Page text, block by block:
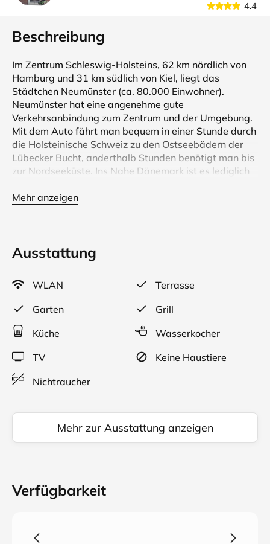
4.4
Beschreibung
Im Zentrum Schleswig-Holsteins, 62 km nördlich von
Hamburg und 31 km südlich von Kiel, liegt das
Städtchen Neumünster (ca. 80.000 Einwohner).
Neumünster hat eine angenehme gute
Verkehrsanbindung zum Zentrum und der Umgebung.
Mit dem Auto fährt man bequem in einer Stunde durch
die Holsteinische Schweiz zu den Ostseebädern der
Lübecker Bucht, anderthalb Stunden benötigt man bis
zur Nordseeküste. Ins Nahe Dänemark ist es lediglich
Verkehrsknotenpunkt in Schleswig- Holstein. Sie sehen
Neues ca. 40 qm großes Ferienhäuschen mit zwei
Zimmern, Duschbad, Terrasse und Grill im hinteren
Bereich eines 800 qm großen Gartengeländes eines
Einfamilienhauses im Stadtteil Einfeld ca. 2 km vom
Einfelder See entfernt.
Mehr anzeigen
Ausstattung
WLAN
Terrasse
Garten
Grill
Küche
Wasserkocher
TV
Keine Haustiere
Nichtraucher
Mehr zur Ausstattung anzeigen
Verfügbarkeit